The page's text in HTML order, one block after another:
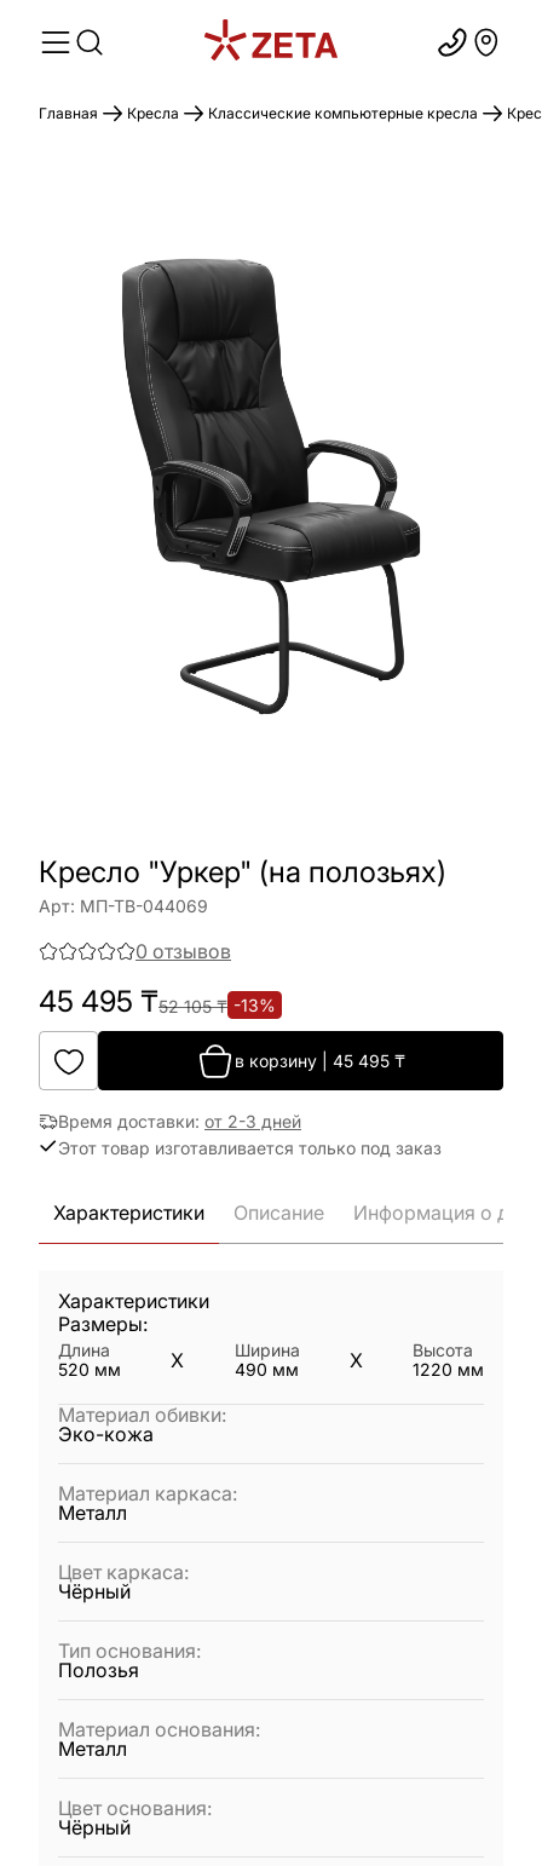
Главная Кресла Классические компьютерные кресла
Кресло "Уркер" (на полозьях)
Арт: МП-ТВ-044069
0 отзывов
45 495 ₸52 105₸ -13%
в корзину 45 495 ₸
Время доставки: от 2-3 дней
Этот товар изготавливается только под заказ
Характеристики Описание Информация о
Характеристики
Размеры:
Длина
520 мм X
Ширина
490 мм X
Высота
1220 мм
Материал обивки:
Эко-кожа
Материал каркаса:
Металл
Цвет каркаса:
Чёрный
Тип основания:
Полозья
Материал основания:
Металл
Цвет основания:
Чёрный